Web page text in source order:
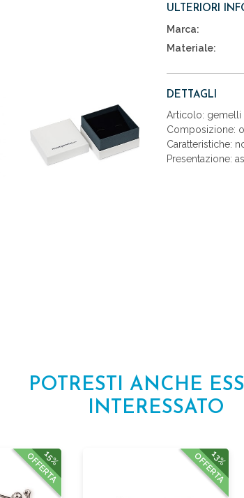
ULTERIORI
Marca:
Materiale:
DETTAGLI
Articolo: gemelli
Composizione:
Caratteristiche:
Presentazione:
POTRESTI ANCHE
INTERESSATO
15%
OFFERTA 13%
OFFERTA